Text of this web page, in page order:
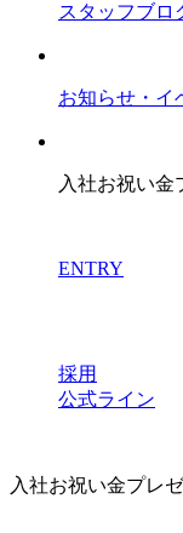
スタッフブロ
お知らせ・イ
入社お祝い金
ENTRY
採用
公式ライン
入社お祝い金プレ